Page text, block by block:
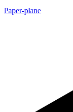
Paper-plane